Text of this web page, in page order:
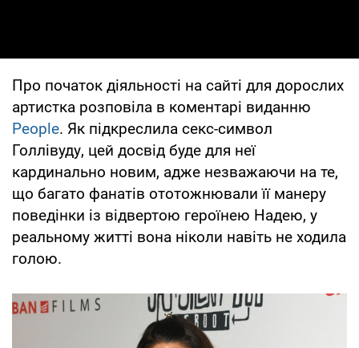
Про початок діяльності на сайті для дорослих
артистка розповіла в коментарі виданню
People. Як підкреслила секс-символ
Голлівуду, цей досвід буде для неї
кардинально новим, адже незважаючи на те,
що багато фанатів ототожнювали її манеру
поведінки із відвертою героїнею Надею, у
реальному житті вона ніколи навіть не ходила
голою.